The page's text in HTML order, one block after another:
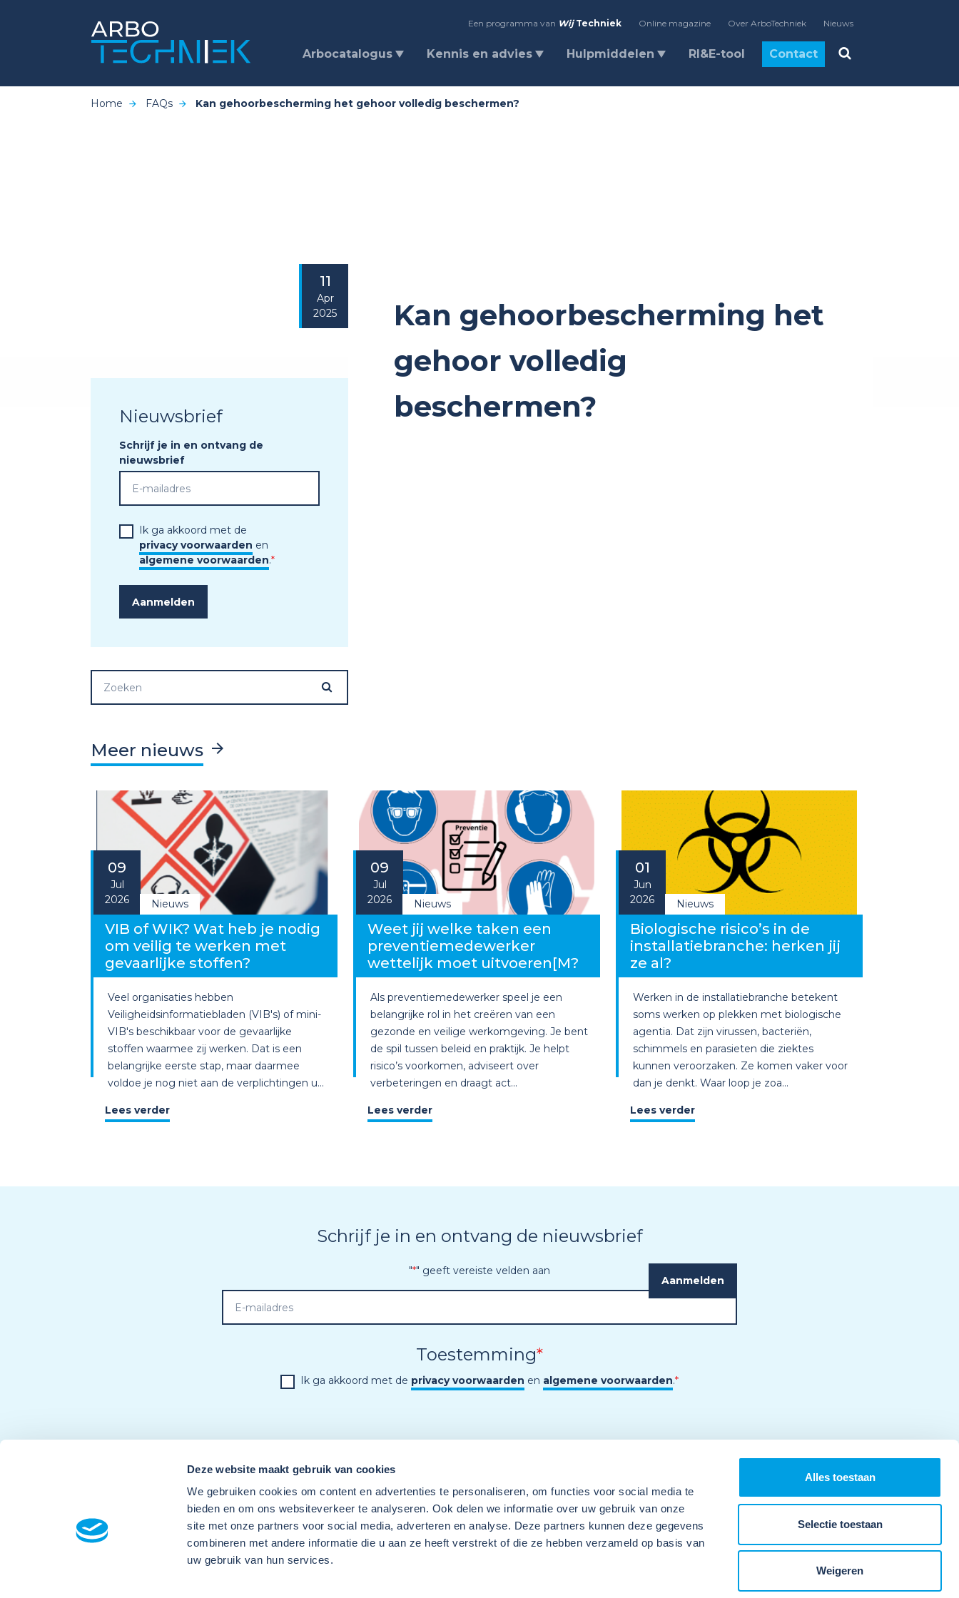
Deze website maakt gebruik van cookies
We gebruiken cookies om content en advertenties te personaliseren, om functies voor social media te
bieden en om ons websiteverkeer te analyseren. Ook delen we informatie over uw gebruik van onze
site met onze partners voor social media, adverteren en analyse. Deze partners kunnen deze gegevens
combineren met andere informatie die u aan ze heeft verstrekt of die ze hebben verzameld op basis van
uw gebruik van hun services.
Alles toestaan
Selectie toestaan
Weigeren
Een programma van Wij Techniek Online magazine Over ArboTechniek Nieuws
Arbocatalogus Kennis en advies Hulpmiddelen RI&E-tool Contact
Home FAQs Kan gehoorbescherming het gehoor volledig beschermen?
11
Apr
2025
Kan gehoorbescherming het
gehoor volledig
beschermen?
Nieuwsbrief
Schrijf je in en ontvang de
nieuwsbrief
Ik ga akkoord met de
privacy voorwaarden en
algemene voorwaarden.*
Meer nieuws
09
Jul
2026
Nieuws
VIB of WIK? Wat heb je nodig
om veilig te werken met
gevaarlijke stoffen?
Veel organisaties hebben
Veiligheidsinformatiebladen (VIB's) of mini-
VIB's beschikbaar voor de gevaarlijke
stoffen waarmee zij werken. Dat is een
belangrijke eerste stap, maar daarmee
voldoe je nog niet aan de verplichtingen u...
Lees verder
09
Jul
2026
Nieuws
Weet jij welke taken een
preventiemedewerker
wettelijk moet uitvoeren[M?
Als preventiemedewerker speel je een
belangrijke rol in het creëren van een
gezonde en veilige werkomgeving. Je bent
de spil tussen beleid en praktijk. Je helpt
risico’s voorkomen, adviseert over
verbeteringen en draagt act...
Lees verder
01
Jun
2026
Nieuws
Biologische risico’s in de
installatiebranche: herken jij
ze al?
Werken in de installatiebranche betekent
soms werken op plekken met biologische
agentia. Dat zijn virussen, bacteriën,
schimmels en parasieten die ziektes
kunnen veroorzaken. Ze komen vaker voor
dan je denkt. Waar loop je zoa...
Lees verder
Schrijf je in en ontvang de nieuwsbrief
"*" geeft vereiste velden aan
Toestemming*
Ik ga akkoord met de privacy voorwaarden en algemene voorwaarden.*